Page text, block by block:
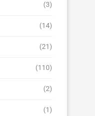
(3)
(14)
(21)
(110)
(2)
(1)